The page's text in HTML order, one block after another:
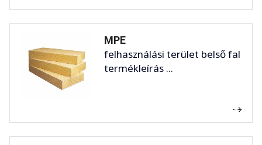
MPE
felhasználási terület belső fal
termékleírás ...